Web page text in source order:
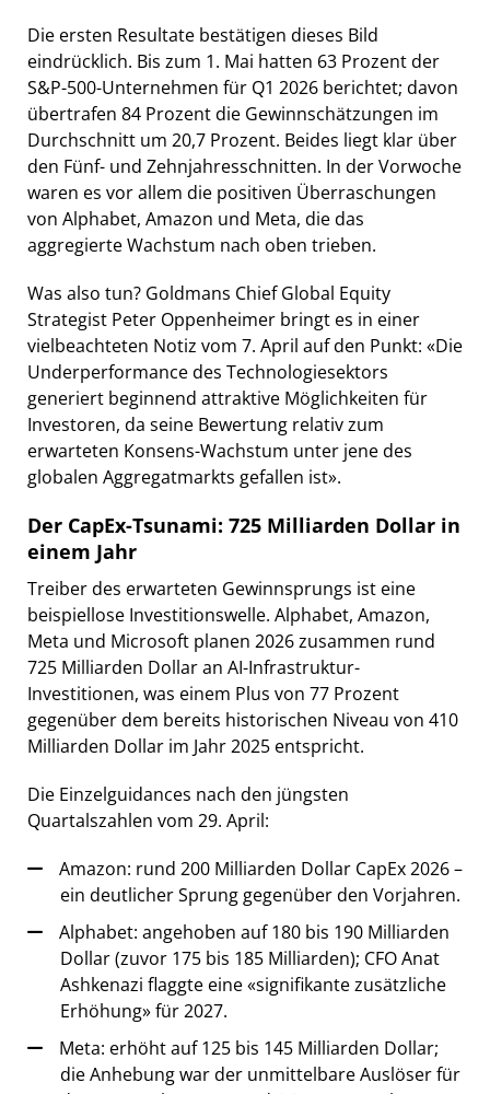
Die ersten Resultate bestätigen dieses Bild
eindrücklich. Bis zum 1. Mai hatten 63 Prozent der
S&P-500-Unternehmen für Q1 2026 berichtet; davon
übertrafen 84 Prozent die Gewinnschätzungen im
Durchschnitt um 20,7 Prozent. Beides liegt klar über
den Fünf- und Zehnjahresschnitten. In der Vorwoche
waren es vor allem die positiven Überraschungen
von Alphabet, Amazon und Meta, die das
aggregierte Wachstum nach oben trieben.
Was also tun? Goldmans Chief Global Equity
Strategist Peter Oppenheimer bringt es in einer
vielbeachteten Notiz vom 7. April auf den Punkt: «Die
Underperformance des Technologiesektors
generiert beginnend attraktive Möglichkeiten für
Investoren, da seine Bewertung relativ zum
erwarteten Konsens-Wachstum unter jene des
globalen Aggregatmarkts gefallen ist».
Der CapEx-Tsunami: 725 Milliarden Dollar in
einem Jahr
Treiber des erwarteten Gewinnsprungs ist eine
beispiellose Investitionswelle. Alphabet, Amazon,
Meta und Microsoft planen 2026 zusammen rund
725 Milliarden Dollar an AI-Infrastruktur-
Investitionen, was einem Plus von 77 Prozent
gegenüber dem bereits historischen Niveau von 410
Milliarden Dollar im Jahr 2025 entspricht.
Die Einzelguidances nach den jüngsten
Quartalszahlen vom 29. April:
Amazon: rund 200 Milliarden Dollar CapEx 2026 –
ein deutlicher Sprung gegenüber den Vorjahren.
Alphabet: angehoben auf 180 bis 190 Milliarden
Dollar (zuvor 175 bis 185 Milliarden); CFO Anat
Ashkenazi flaggte eine «signifikante zusätzliche
Erhöhung» für 2027.
Meta: erhöht auf 125 bis 145 Milliarden Dollar;
die Anhebung war der unmittelbare Auslöser für